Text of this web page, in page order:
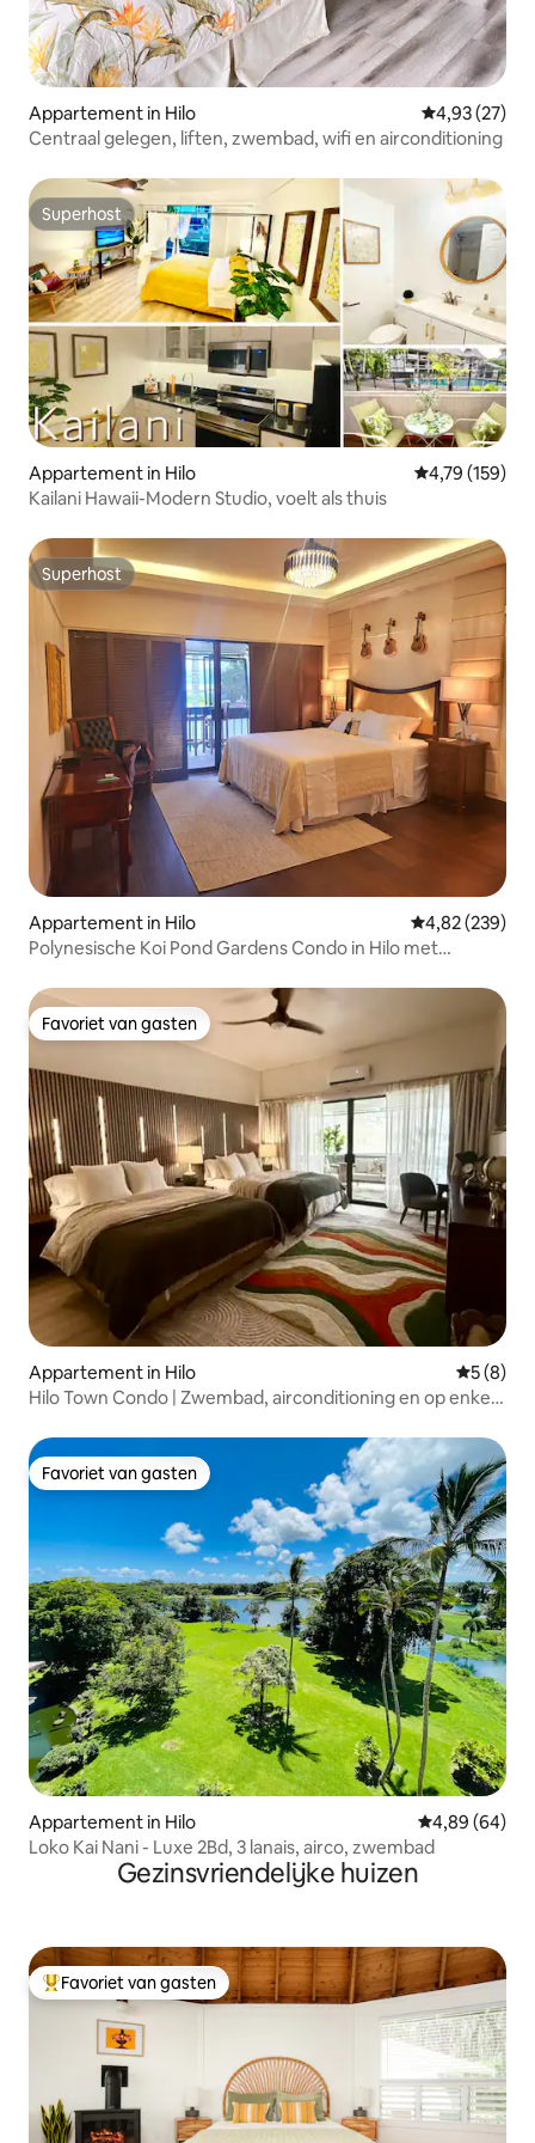
Appartement in Hilo Gemiddelde
4,93 (27)
Centraal gelegen, liften, zwembad, wifi en airconditioning
Superhost
Superhost
Appartement in Hilo Gemiddelde
4,79 (159)
Kailani Hawaii-Modern Studio, voelt als thuis
Superhost
Superhost
Appartement in Hilo Gemiddelde
4,82 (239)
Polynesische Koi Pond Gardens Condo in Hilo met
Favoriet van gasten
Favoriet van gasten
Appartement in Hilo
5 (8)
Hilo Town Condo | Zwembad, airconditioning en op enkele
Favoriet van gasten
Favoriet van gasten
Appartement in Hilo Gemiddelde
4,89 (64)
Loko Kai Nani - Luxe 2Bd, 3 lanais, airco, zwembad
Gezinsvriendelijke huizen
Topfavoriet van gasten
Favoriet van gasten